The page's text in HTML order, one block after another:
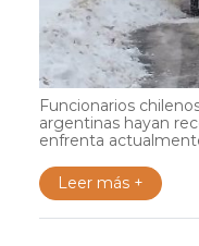
Funcionarios
argentinas hayan
enfrenta
Leer más +